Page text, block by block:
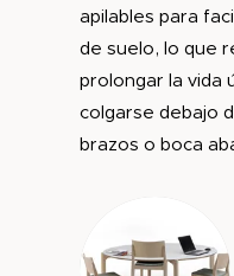
apilables para
de suelo, lo que
prolongar la vida
colgarse debajo
brazos o boca